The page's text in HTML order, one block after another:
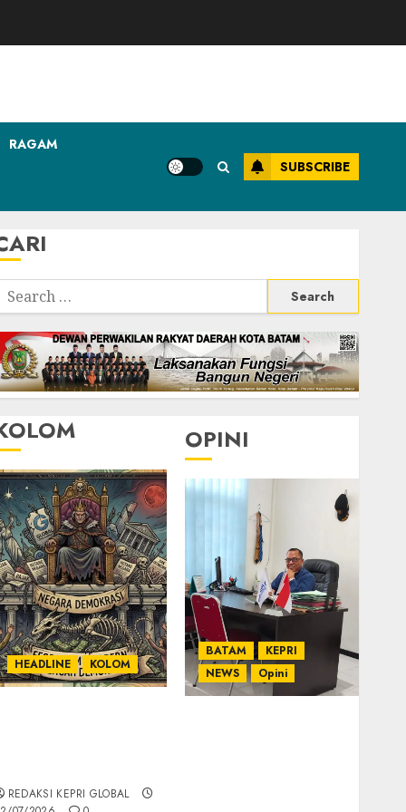
RAGAM
SUBSCRIBE
Search
HEADLINE KOLOM
REDAKSI KEPRI GLOBAL
OPINI
BATAM
KEPRI
NEWS
Opini